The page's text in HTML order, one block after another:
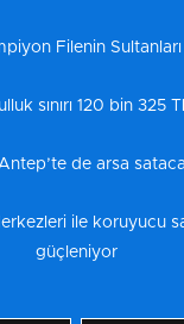
Filenin Sultanları
sınırı 120 bin 325
de arsa
ile koruyucu
güçleniyor